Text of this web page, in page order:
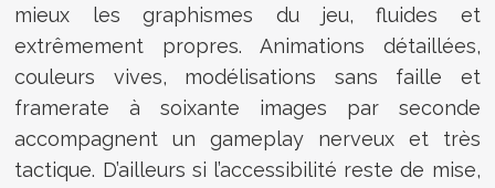
mieux les graphismes du jeu, fluides et
extrêmement propres. Animations détaillées,
couleurs vives, modélisations sans faille et
framerate à soixante images par seconde
accompagnent un gameplay nerveux et très
tactique. D’ailleurs si l’accessibilité reste de mise,